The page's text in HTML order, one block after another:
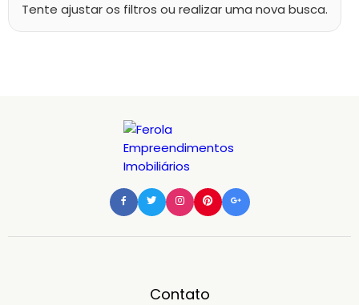
Tente ajustar os filtros ou realizar uma nova busca.
Contato